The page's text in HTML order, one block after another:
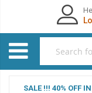
SALE !!! 40% OFF